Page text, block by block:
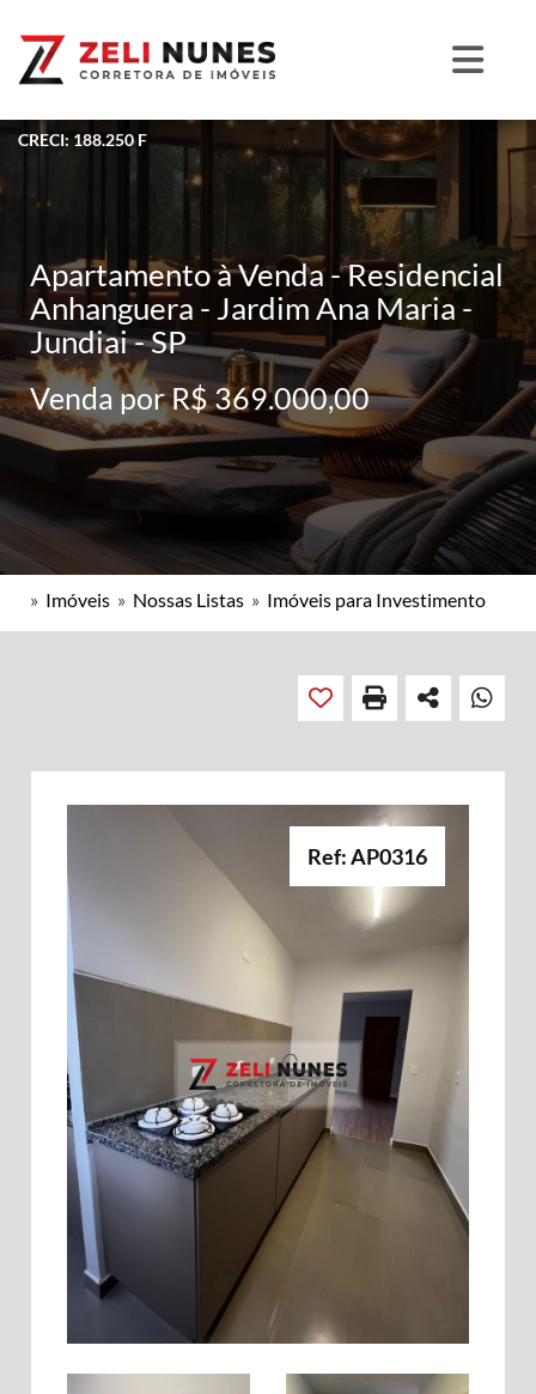
CRECI: 188.250 F
Apartamento à Venda - Residencial
Anhanguera - Jardim Ana Maria -
Jundiai - SP
Venda por R$ 369.000,00
» Imóveis » Nossas Listas » Imóveis para Investimento
Ref: AP0316